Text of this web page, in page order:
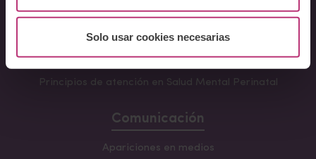
Solo usar cookies necesarias
La mirada perinatal en el ámbito social
parto
Principios de atención en Salud Mental Perinatal
Comunicación
Apariciones en medios